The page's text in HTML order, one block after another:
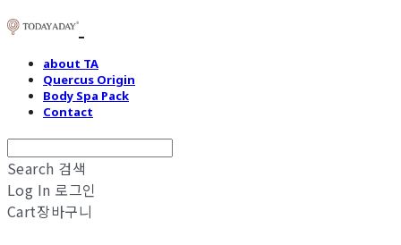
about TA
Quercus Origin
Body Spa Pack
Contact
Search 검색
Log In 로그인
Cart장바구니